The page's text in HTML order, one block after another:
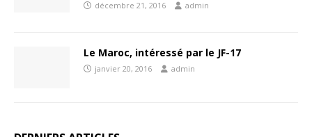
décembre 21, 2016 admin
Le Maroc, intéressé par le JF-17
janvier 20, 2016 admin